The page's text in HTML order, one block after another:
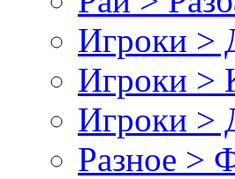
Игроки >
Игроки >
Игроки >
Разное >